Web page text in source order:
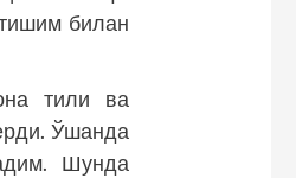
билан
тили ва
Ўшанда
Шунда